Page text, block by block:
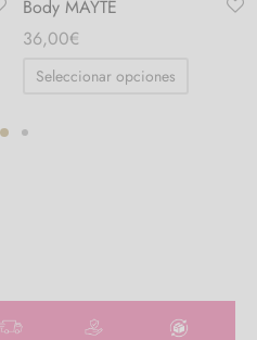
Body MAYTE
36,00€
Seleccionar opciones